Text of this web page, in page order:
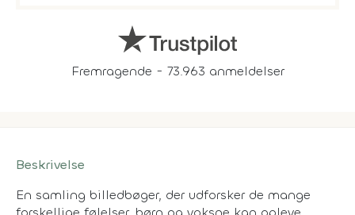
Fremragende - 73.963 anmeldelser
Beskrivelse
En samling billedbøger, der udforsker de mange